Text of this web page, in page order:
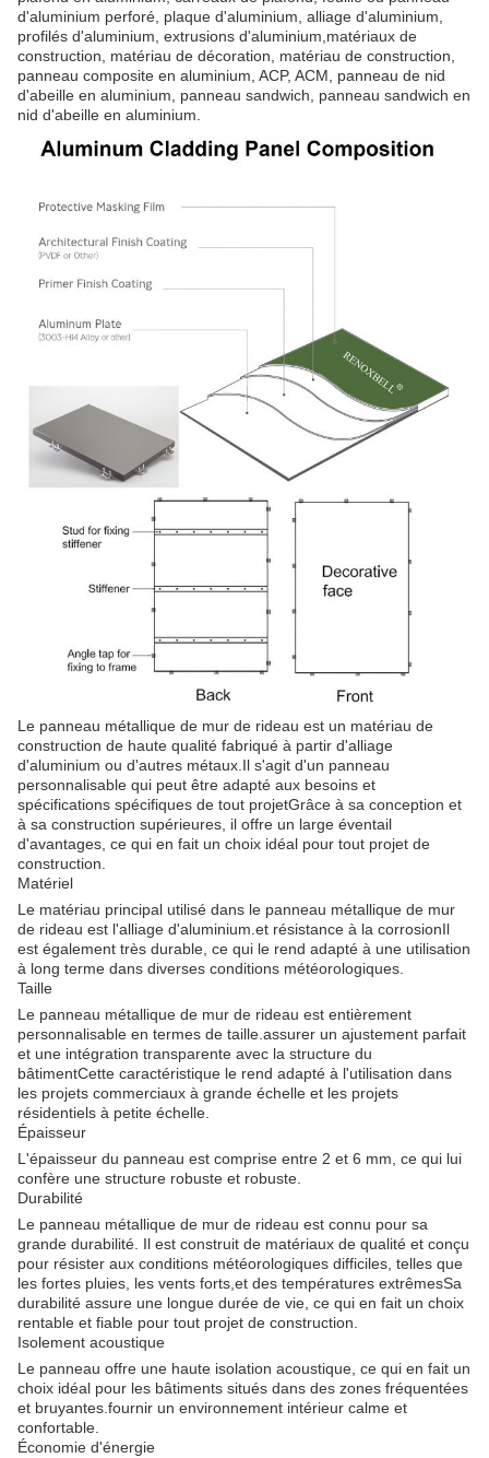
d'aluminium perforé, plaque d'aluminium, alliage d'aluminium,
profilés d'aluminium, extrusions d'aluminium,matériaux de
construction, matériau de décoration, matériau de construction,
panneau composite en aluminium, ACP, ACM, panneau de nid
d'abeille en aluminium, panneau sandwich, panneau sandwich en
nid d'abeille en aluminium.
Le panneau métallique de mur de rideau est un matériau de
construction de haute qualité fabriqué à partir d'alliage
d'aluminium ou d'autres métaux.Il s'agit d'un panneau
personnalisable qui peut être adapté aux besoins et
spécifications spécifiques de tout projetGrâce à sa conception et
à sa construction supérieures, il offre un large éventail
d'avantages, ce qui en fait un choix idéal pour tout projet de
construction.
Matériel
Le matériau principal utilisé dans le panneau métallique de mur
de rideau est l'alliage d'aluminium.et résistance à la corrosionIl
est également très durable, ce qui le rend adapté à une utilisation
à long terme dans diverses conditions météorologiques.
Taille
Le panneau métallique de mur de rideau est entièrement
personnalisable en termes de taille.assurer un ajustement parfait
et une intégration transparente avec la structure du
bâtimentCette caractéristique le rend adapté à l'utilisation dans
les projets commerciaux à grande échelle et les projets
résidentiels à petite échelle.
Épaisseur
L'épaisseur du panneau est comprise entre 2 et 6 mm, ce qui lui
confère une structure robuste et robuste.
Durabilité
Le panneau métallique de mur de rideau est connu pour sa
grande durabilité. Il est construit de matériaux de qualité et conçu
pour résister aux conditions météorologiques difficiles, telles que
les fortes pluies, les vents forts,et des températures extrêmesSa
durabilité assure une longue durée de vie, ce qui en fait un choix
rentable et fiable pour tout projet de construction.
Isolement acoustique
Le panneau offre une haute isolation acoustique, ce qui en fait un
choix idéal pour les bâtiments situés dans des zones fréquentées
et bruyantes.fournir un environnement intérieur calme et
confortable.
Économie d'énergie